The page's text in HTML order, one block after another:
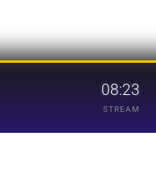
08:23
STREAM